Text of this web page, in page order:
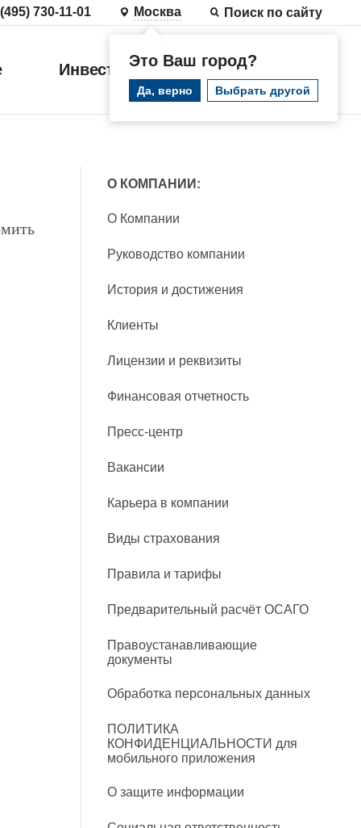
730-11-01 Москва
Это Ваш город?
Да, верно Выбрать другой
Поиск по сайту
Инвестиции
О КОМПАНИИ:
О Компании
Руководство компании
История и достижения
Клиенты
Лицензии и реквизиты
Финансовая отчетность
Пресс-центр
Вакансии
Карьера в компании
Виды страхования
Правила и тарифы
Предварительный расчёт ОСАГО
Правоустанавливающие
документы
Обработка персональных данных
ПОЛИТИКА
КОНФИДЕНЦИАЛЬНОСТИ для
мобильного приложения
О защите информации